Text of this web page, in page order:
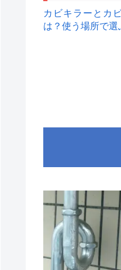
カビキラーとカ
は？使う場所で選
1